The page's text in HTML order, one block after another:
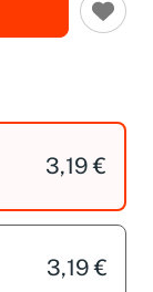
3,19 €
3,19 €